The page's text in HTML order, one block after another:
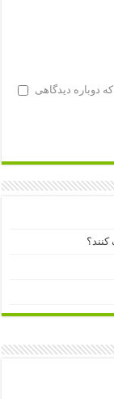
دوباره دیدگاهی
کنند؟